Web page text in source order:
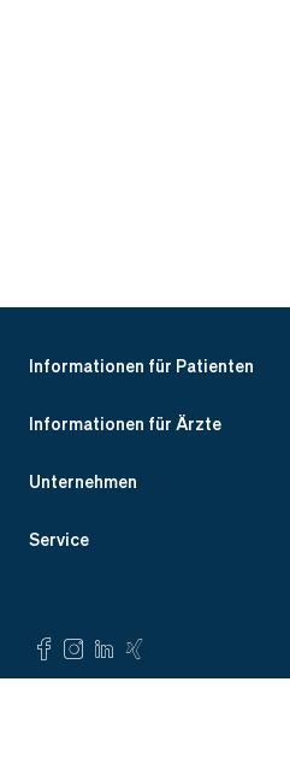
Informationen für Patienten
Informationen für Ärzte
Unternehmen
Service